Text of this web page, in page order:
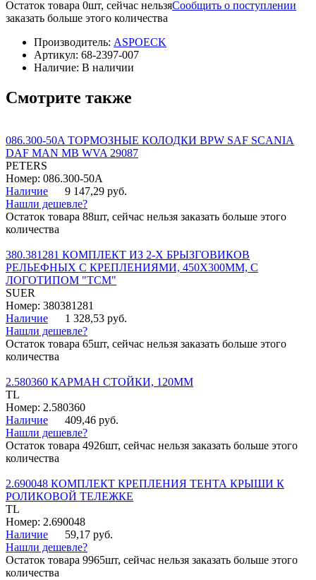
Сообщить о поступлении
Остаток товара 0шт, сейчас нельзя
заказать больше этого количества
Производитель: ASPOECK
Артикул: 68-2397-007
Наличие: В наличии
Смотрите также
086.300-50A ТОРМОЗНЫЕ КОЛОДКИ BPW SAF SCANIA
DAF MAN MB WVA 29087
PETERS
Номер: 086.300-50A
Наличие
9 147,29 руб.
Нашли дешевле?
Остаток товара 88шт, сейчас нельзя заказать больше этого
количества
380.381281 КОМПЛЕКТ ИЗ 2-Х БРЫЗГОВИКОВ
РЕЛЬЕФНЫХ С КРЕПЛЕНИЯМИ, 450Х300ММ, С
ЛОГОТИПОМ "ТСМ"
SUER
Номер: 380381281
Наличие
1 328,53 руб.
Нашли дешевле?
Остаток товара 65шт, сейчас нельзя заказать больше этого
количества
2.580360 КАРМАН СТОЙКИ, 120ММ
TL
Номер: 2.580360
Наличие
409,46 руб.
Нашли дешевле?
Остаток товара 4926шт, сейчас нельзя заказать больше этого
количества
2.690048 КОМПЛЕКТ КРЕПЛЕНИЯ ТЕНТА КРЫШИ К
РОЛИКОВОЙ ТЕЛЕЖКЕ
TL
Номер: 2.690048
Наличие
59,17 руб.
Нашли дешевле?
Остаток товара 9965шт, сейчас нельзя заказать больше этого
количества